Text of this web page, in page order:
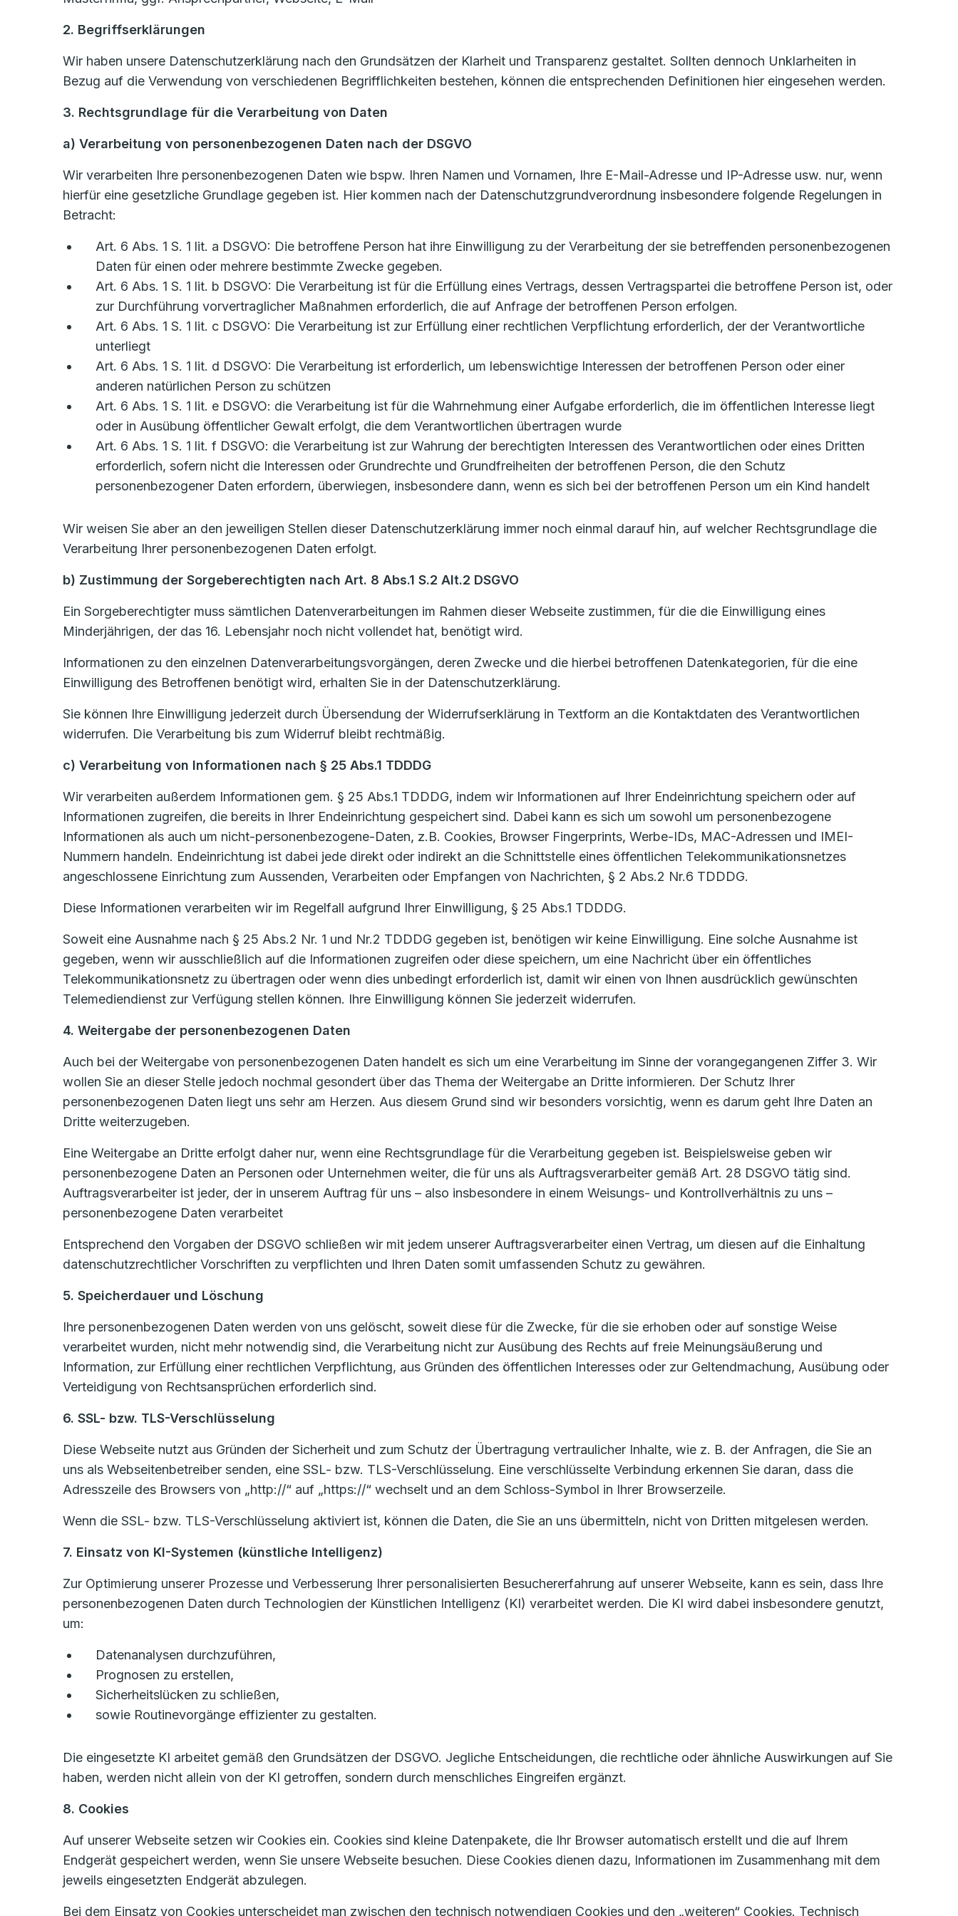
2. Begriffserklärungen
Wir haben unsere Datenschutzerklärung nach den Grundsätzen der Klarheit und Transparenz gestaltet. Sollten dennoch Unklarheiten in
Bezug auf die Verwendung von verschiedenen Begrifflichkeiten bestehen, können die entsprechenden Definitionen hier eingesehen werden.
3. Rechtsgrundlage für die Verarbeitung von Daten
a) Verarbeitung von personenbezogenen Daten nach der DSGVO
Wir verarbeiten Ihre personenbezogenen Daten wie bspw. Ihren Namen und Vornamen, Ihre E-Mail-Adresse und IP-Adresse usw. nur, wenn
hierfür eine gesetzliche Grundlage gegeben ist. Hier kommen nach der Datenschutzgrundverordnung insbesondere folgende Regelungen in
Betracht:
Art. 6 Abs. 1 S. 1 lit. a DSGVO: Die betroffene Person hat ihre Einwilligung zu der Verarbeitung der sie betreffenden personenbezogenen
Daten für einen oder mehrere bestimmte Zwecke gegeben.
Art. 6 Abs. 1 S. 1 lit. b DSGVO: Die Verarbeitung ist für die Erfüllung eines Vertrags, dessen Vertragspartei die betroffene Person ist, oder
zur Durchführung vorvertraglicher Maßnahmen erforderlich, die auf Anfrage der betroffenen Person erfolgen.
Art. 6 Abs. 1 S. 1 lit. c DSGVO: Die Verarbeitung ist zur Erfüllung einer rechtlichen Verpflichtung erforderlich, der der Verantwortliche
unterliegt
Art. 6 Abs. 1 S. 1 lit. d DSGVO: Die Verarbeitung ist erforderlich, um lebenswichtige Interessen der betroffenen Person oder einer
anderen natürlichen Person zu schützen
Art. 6 Abs. 1 S. 1 lit. e DSGVO: die Verarbeitung ist für die Wahrnehmung einer Aufgabe erforderlich, die im öffentlichen Interesse liegt
oder in Ausübung öffentlicher Gewalt erfolgt, die dem Verantwortlichen übertragen wurde
Art. 6 Abs. 1 S. 1 lit. f DSGVO: die Verarbeitung ist zur Wahrung der berechtigten Interessen des Verantwortlichen oder eines Dritten
erforderlich, sofern nicht die Interessen oder Grundrechte und Grundfreiheiten der betroffenen Person, die den Schutz
personenbezogener Daten erfordern, überwiegen, insbesondere dann, wenn es sich bei der betroffenen Person um ein Kind handelt
Wir weisen Sie aber an den jeweiligen Stellen dieser Datenschutzerklärung immer noch einmal darauf hin, auf welcher Rechtsgrundlage die
Verarbeitung Ihrer personenbezogenen Daten erfolgt.
b) Zustimmung der Sorgeberechtigten nach Art. 8 Abs.1 S.2 Alt.2 DSGVO
Ein Sorgeberechtigter muss sämtlichen Datenverarbeitungen im Rahmen dieser Webseite zustimmen, für die die Einwilligung eines
Minderjährigen, der das 16. Lebensjahr noch nicht vollendet hat, benötigt wird.
Informationen zu den einzelnen Datenverarbeitungsvorgängen, deren Zwecke und die hierbei betroffenen Datenkategorien, für die eine
Einwilligung des Betroffenen benötigt wird, erhalten Sie in der Datenschutzerklärung.
Sie können Ihre Einwilligung jederzeit durch Übersendung der Widerrufserklärung in Textform an die Kontaktdaten des Verantwortlichen
widerrufen. Die Verarbeitung bis zum Widerruf bleibt rechtmäßig.
c) Verarbeitung von Informationen nach § 25 Abs.1 TDDDG
Wir verarbeiten außerdem Informationen gem. § 25 Abs.1 TDDDG, indem wir Informationen auf Ihrer Endeinrichtung speichern oder auf
Informationen zugreifen, die bereits in Ihrer Endeinrichtung gespeichert sind. Dabei kann es sich um sowohl um personenbezogene
Informationen als auch um nicht-personenbezogene-Daten, z.B. Cookies, Browser Fingerprints, Werbe-IDs, MAC-Adressen und IMEI-
Nummern handeln. Endeinrichtung ist dabei jede direkt oder indirekt an die Schnittstelle eines öffentlichen Telekommunikationsnetzes
angeschlossene Einrichtung zum Aussenden, Verarbeiten oder Empfangen von Nachrichten, § 2 Abs.2 Nr.6 TDDDG.
Diese Informationen verarbeiten wir im Regelfall aufgrund Ihrer Einwilligung, § 25 Abs.1 TDDDG.
Soweit eine Ausnahme nach § 25 Abs.2 Nr. 1 und Nr.2 TDDDG gegeben ist, benötigen wir keine Einwilligung. Eine solche Ausnahme ist
gegeben, wenn wir ausschließlich auf die Informationen zugreifen oder diese speichern, um eine Nachricht über ein öffentliches
Telekommunikationsnetz zu übertragen oder wenn dies unbedingt erforderlich ist, damit wir einen von Ihnen ausdrücklich gewünschten
Telemediendienst zur Verfügung stellen können. Ihre Einwilligung können Sie jederzeit widerrufen.
4. Weitergabe der personenbezogenen Daten
Auch bei der Weitergabe von personenbezogenen Daten handelt es sich um eine Verarbeitung im Sinne der vorangegangenen Ziffer 3. Wir
wollen Sie an dieser Stelle jedoch nochmal gesondert über das Thema der Weitergabe an Dritte informieren. Der Schutz Ihrer
personenbezogenen Daten liegt uns sehr am Herzen. Aus diesem Grund sind wir besonders vorsichtig, wenn es darum geht Ihre Daten an
Dritte weiterzugeben.
Eine Weitergabe an Dritte erfolgt daher nur, wenn eine Rechtsgrundlage für die Verarbeitung gegeben ist. Beispielsweise geben wir
personenbezogene Daten an Personen oder Unternehmen weiter, die für uns als Auftragsverarbeiter gemäß Art. 28 DSGVO tätig sind.
Auftragsverarbeiter ist jeder, der in unserem Auftrag für uns – also insbesondere in einem Weisungs- und Kontrollverhältnis zu uns –
personenbezogene Daten verarbeitet
Entsprechend den Vorgaben der DSGVO schließen wir mit jedem unserer Auftragsverarbeiter einen Vertrag, um diesen auf die Einhaltung
datenschutzrechtlicher Vorschriften zu verpflichten und Ihren Daten somit umfassenden Schutz zu gewähren.
5. Speicherdauer und Löschung
Ihre personenbezogenen Daten werden von uns gelöscht, soweit diese für die Zwecke, für die sie erhoben oder auf sonstige Weise
verarbeitet wurden, nicht mehr notwendig sind, die Verarbeitung nicht zur Ausübung des Rechts auf freie Meinungsäußerung und
Information, zur Erfüllung einer rechtlichen Verpflichtung, aus Gründen des öffentlichen Interesses oder zur Geltendmachung, Ausübung oder
Verteidigung von Rechtsansprüchen erforderlich sind.
6. SSL- bzw. TLS-Verschlüsselung
Diese Webseite nutzt aus Gründen der Sicherheit und zum Schutz der Übertragung vertraulicher Inhalte, wie z. B. der Anfragen, die Sie an
uns als Webseitenbetreiber senden, eine SSL- bzw. TLS-Verschlüsselung. Eine verschlüsselte Verbindung erkennen Sie daran, dass die
Adresszeile des Browsers von „http://“ auf „https://“ wechselt und an dem Schloss-Symbol in Ihrer Browserzeile.
Wenn die SSL- bzw. TLS-Verschlüsselung aktiviert ist, können die Daten, die Sie an uns übermitteln, nicht von Dritten mitgelesen werden.
7. Einsatz von KI-Systemen (künstliche Intelligenz)
Zur Optimierung unserer Prozesse und Verbesserung Ihrer personalisierten Besuchererfahrung auf unserer Webseite, kann es sein, dass Ihre
personenbezogenen Daten durch Technologien der Künstlichen Intelligenz (KI) verarbeitet werden. Die KI wird dabei insbesondere genutzt,
um:
Datenanalysen durchzuführen,
Prognosen zu erstellen,
Sicherheitslücken zu schließen,
sowie Routinevorgänge effizienter zu gestalten.
Die eingesetzte KI arbeitet gemäß den Grundsätzen der DSGVO. Jegliche Entscheidungen, die rechtliche oder ähnliche Auswirkungen auf Sie
haben, werden nicht allein von der KI getroffen, sondern durch menschliches Eingreifen ergänzt.
8. Cookies
Auf unserer Webseite setzen wir Cookies ein. Cookies sind kleine Datenpakete, die Ihr Browser automatisch erstellt und die auf Ihrem
Endgerät gespeichert werden, wenn Sie unsere Webseite besuchen. Diese Cookies dienen dazu, Informationen im Zusammenhang mit dem
jeweils eingesetzten Endgerät abzulegen.
Bei dem Einsatz von Cookies unterscheidet man zwischen den technisch notwendigen Cookies und den „weiteren“ Cookies. Technisch